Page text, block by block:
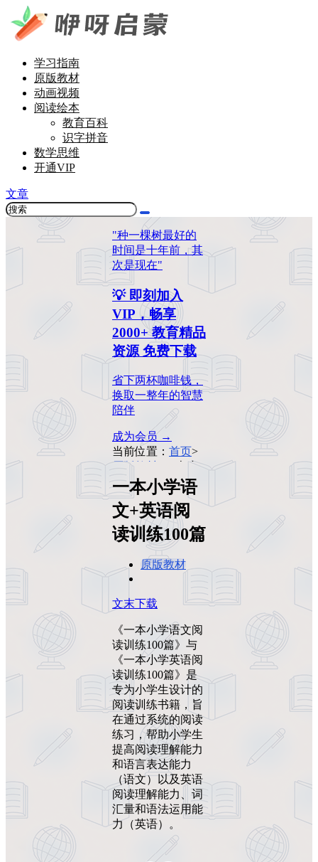
学习指南
原版教材
动画视频
阅读绘本
教育百科
识字拼音
数学思维
开通VIP
文章
"种一棵树最好的
时间是十年前，其
次是现在"
💡 即刻加入
VIP，畅享
2000+ 教育精品
资源 免费下载
省下两杯咖啡钱，
换取一整年的智慧
陪伴
成为会员 →
当前位置： 首页>
原版教材
一本小
学语文+英语阅读
训练100篇
一本小学语
文+英语阅
读训练100篇
原版教材
文末下载
《一本小学语文阅
读训练100篇》与
《一本小学英语阅
读训练100篇》是
专为小学生设计的
阅读训练书籍，旨
在通过系统的阅读
练习，帮助小学生
提高阅读理解能力
和语言表达能力
（语文）以及英语
阅读理解能力、词
汇量和语法运用能
力（英语）。